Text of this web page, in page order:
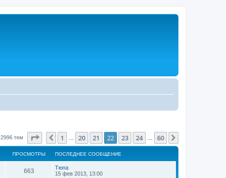
2996 тем Страница 22из 60
Пред.
1 20 21 22 23 24 60
ПРОСМОТРЫ ПОСЛЕДНЕЕ СООБЩЕНИЕ
663
Тюпа
15 фев 2013, 13:00